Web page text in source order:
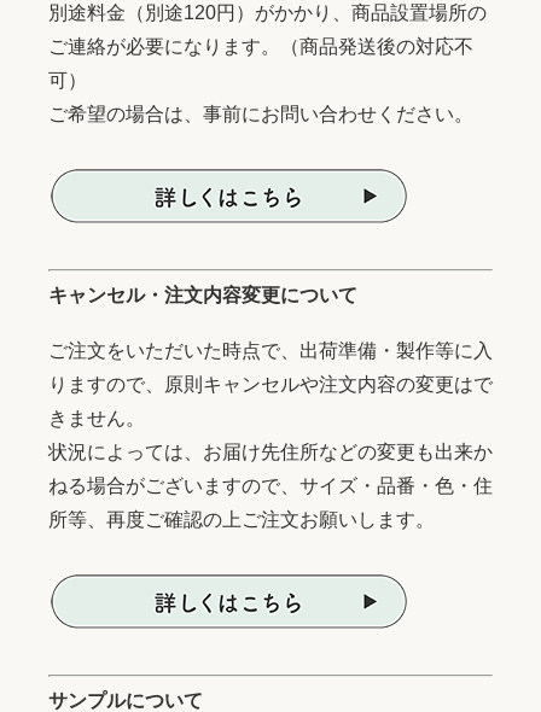
別途料金（別途120円）がかかり、商品設置場所の
ご連絡が必要になります。（商品発送後の対応不
可）
ご希望の場合は、事前にお問い合わせください。
キャンセル・注文内容変更について
ご注文をいただいた時点で、出荷準備・製作等に入
りますので、原則キャンセルや注文内容の変更はで
きません。
状況によっては、お届け先住所などの変更も出来か
ねる場合がございますので、サイズ・品番・色・住
所等、再度ご確認の上ご注文お願いします。
サンプルについて